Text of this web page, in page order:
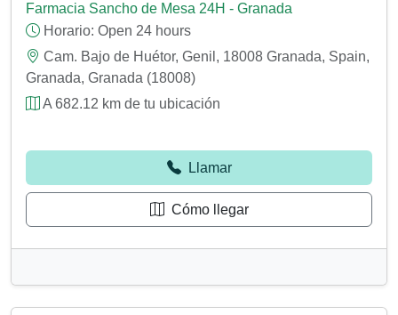
Farmacia Sancho de Mesa 24H - Granada
Horario: Open 24 hours
Cam. Bajo de Huétor, Genil, 18008 Granada, Spain,
Granada, Granada (18008)
A 682.12 km de tu ubicación
Llamar
Cómo llegar